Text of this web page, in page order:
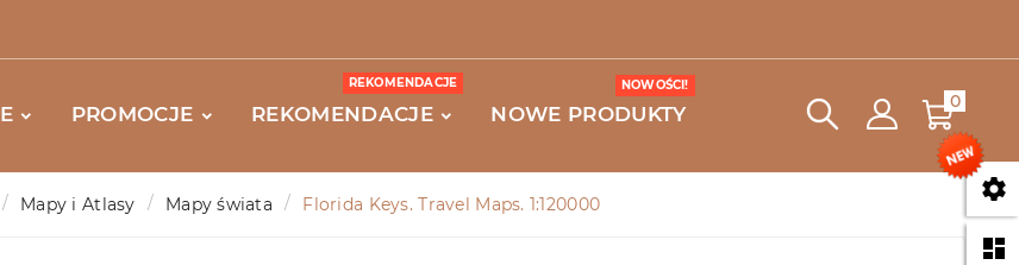


PROMOCJE REKOMENDACJE
REKOMENDACJE
NOWE PRODUKTY
NOWOŚCI!
0
Mapy i Atlasy Mapy świata Florida Keys. Travel Maps. 1:120000